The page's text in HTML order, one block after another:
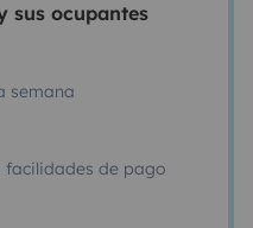
sus ocupantes
semana
facilidades de pago